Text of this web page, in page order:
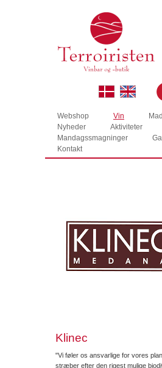
Webshop Vin
Mad
Nyheder
Aktiviteter
Mandagssmagninger
Kontakt
Klinec
"Vi føler os ansvarlige for vores
stræber efter den rigest mulige